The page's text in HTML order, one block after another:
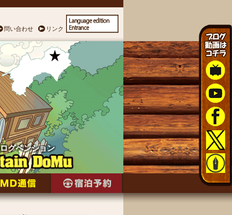
問い合わせ リンク
グペンション
グペンション
グペンション
グペンション
グペンション
グペンション
グペンション
グペンション
グペンション
グペンション
グペンション
グペンション
グペンション
グペンション
グペンション
グペンション
グペンション
グペンション
グペンション
グペンション
グペンション
グペンション
グペンション
グペンション
グペンション